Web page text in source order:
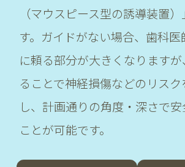
（マウスピース型の誘導装置
す。ガイドがない場合、歯科
に頼る部分が大きくなります
ることで神経損傷などのリス
し、計画通りの角度・深さで
ことが可能です。